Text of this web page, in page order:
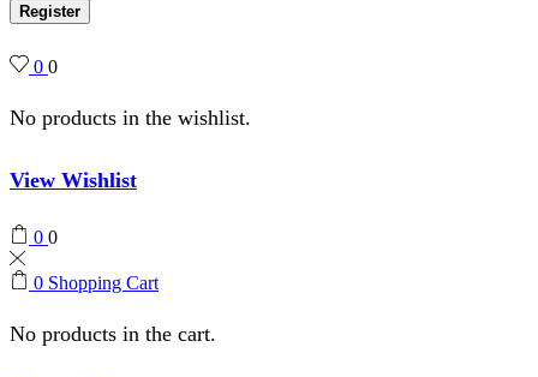
Register
0 0
No products in the wishlist.
View Wishlist
0 0
0 Shopping Cart
No products in the cart.